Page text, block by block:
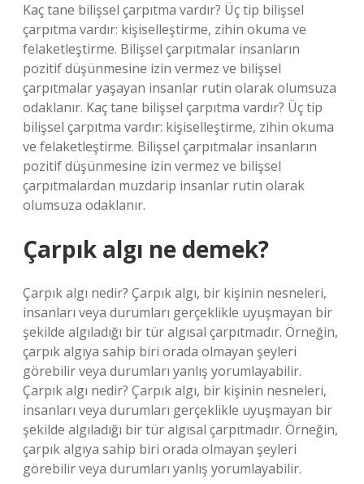
Kaç tane bilişsel çarpıtma vardır? Üç tip bilişsel
çarpıtma vardır: kişiselleştirme, zihin okuma ve
felaketleştirme. Bilişsel çarpıtmalar insanların
pozitif düşünmesine izin vermez ve bilişsel
çarpıtmalar yaşayan insanlar rutin olarak olumsuza
odaklanır. Kaç tane bilişsel çarpıtma vardır? Üç tip
bilişsel çarpıtma vardır: kişiselleştirme, zihin okuma
ve felaketleştirme. Bilişsel çarpıtmalar insanların
pozitif düşünmesine izin vermez ve bilişsel
çarpıtmalardan muzdarip insanlar rutin olarak
olumsuza odaklanır.
Çarpık algı ne demek?
Çarpık algı nedir? Çarpık algı, bir kişinin nesneleri,
insanları veya durumları gerçeklikle uyuşmayan bir
şekilde algıladığı bir tür algısal çarpıtmadır. Örneğin,
çarpık algıya sahip biri orada olmayan şeyleri
görebilir veya durumları yanlış yorumlayabilir.
Çarpık algı nedir? Çarpık algı, bir kişinin nesneleri,
insanları veya durumları gerçeklikle uyuşmayan bir
şekilde algıladığı bir tür algısal çarpıtmadır. Örneğin,
çarpık algıya sahip biri orada olmayan şeyleri
görebilir veya durumları yanlış yorumlayabilir.